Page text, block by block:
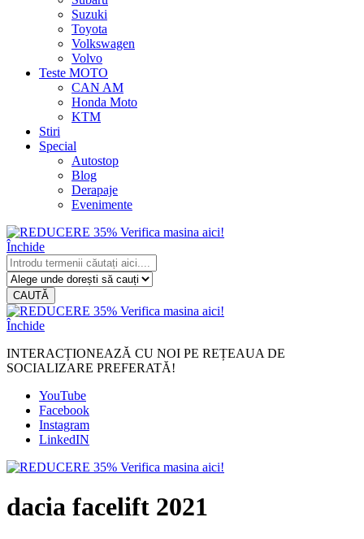
Suzuki
Toyota
Volkswagen
Volvo
Teste MOTO
CAN AM
Honda Moto
KTM
Stiri
Special
Autostop
Blog
Derapaje
Evenimente
Închide
CAUTĂ
Închide
INTERACȚIONEAZĂ CU NOI PE REȚEAUA DE
SOCIALIZARE PREFERATĂ!
YouTube
Facebook
Instagram
LinkedIN
dacia facelift 2021